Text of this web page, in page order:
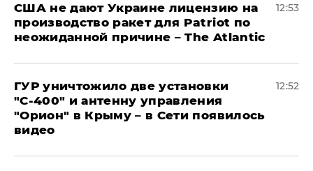
США не дают Украине лицензию на
производство ракет для Patriot по
неожиданной причине – The Atlantic
12:53
ГУР уничтожило две установки
"С‑400" и антенну управления
"Орион" в Крыму – в Сети появилось
видео
12:52